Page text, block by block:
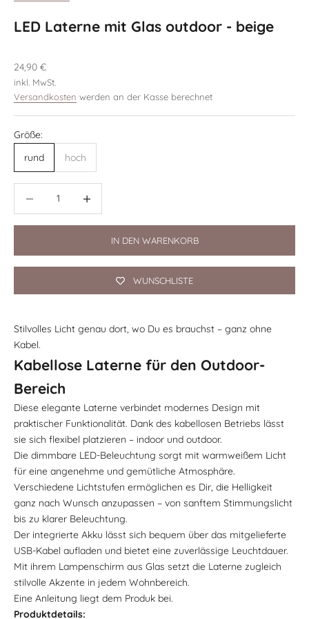
LED Laterne mit Glas outdoor - beige
Angebot
24,90 €
inkl. MwSt.
Versandkosten werden an der Kasse berechnet
Größe:
rund
hoch
IN DEN WARENKORB
WUNSCHLISTE
Stilvolles Licht genau dort, wo Du es brauchst – ganz ohne
Kabel.
Kabellose Laterne für den Outdoor-
Bereich
Diese elegante Laterne verbindet modernes Design mit
praktischer Funktionalität. Dank des kabellosen Betriebs lässt
sie sich flexibel platzieren – indoor und outdoor.
Die dimmbare LED-Beleuchtung sorgt mit warmweißem Licht
für eine angenehme und gemütliche Atmosphäre.
Verschiedene Lichtstufen ermöglichen es Dir, die Helligkeit
ganz nach Wunsch anzupassen – von sanftem Stimmungslicht
bis zu klarer Beleuchtung.
Der integrierte Akku lässt sich bequem über das mitgelieferte
USB-Kabel aufladen und bietet eine zuverlässige Leuchtdauer.
Mit ihrem Lampenschirm aus Glas setzt die Laterne zugleich
stilvolle Akzente in jedem Wohnbereich.
Eine Anleitung liegt dem Produk bei.
Produktdetails: